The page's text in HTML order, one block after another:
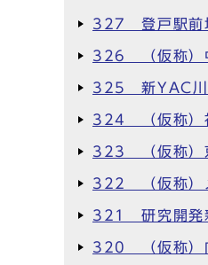
327 登戸駅前
326 （仮称）
325 新YAC川
324 （仮称）
323 （仮称）
322 （仮称）
321 研究開発
320 （仮称）